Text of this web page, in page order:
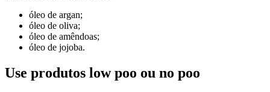
óleo de argan;
óleo de oliva;
óleo de amêndoas;
óleo de jojoba.
Use produtos low poo ou no poo